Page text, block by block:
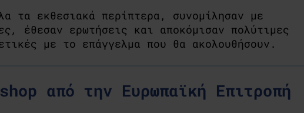
τα εκθεσιακά περίπτερα, συνομίλησαν με
έθεσαν ερωτήσεις και αποκόμισαν πολύτιμες
με το επάγγελμα που θα ακολουθήσουν.
από την Ευρωπαϊκή Επιτροπή